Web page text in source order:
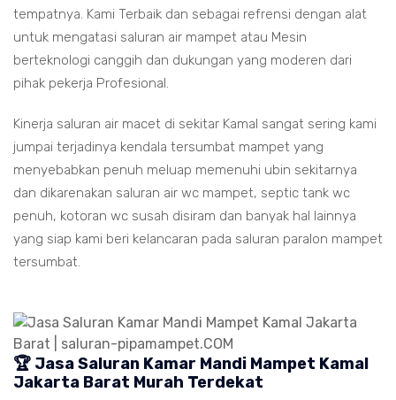
tempatnya. Kami Terbaik dan sebagai refrensi dengan alat
untuk mengatasi saluran air mampet atau Mesin
berteknologi canggih dan dukungan yang moderen dari
pihak pekerja Profesional.
Kinerja saluran air macet di sekitar Kamal sangat sering kami
jumpai terjadinya kendala tersumbat mampet yang
menyebabkan penuh meluap memenuhi ubin sekitarnya
dan dikarenakan saluran air wc mampet, septic tank wc
penuh, kotoran wc susah disiram dan banyak hal lainnya
yang siap kami beri kelancaran pada saluran paralon mampet
tersumbat.
🏆 Jasa Saluran Kamar Mandi Mampet Kamal
Jakarta Barat Murah Terdekat